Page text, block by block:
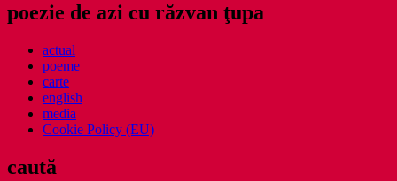
poezie de azi cu răzvan ţupa
actual
poeme
carte
english
media
Cookie Policy (EU)
caută